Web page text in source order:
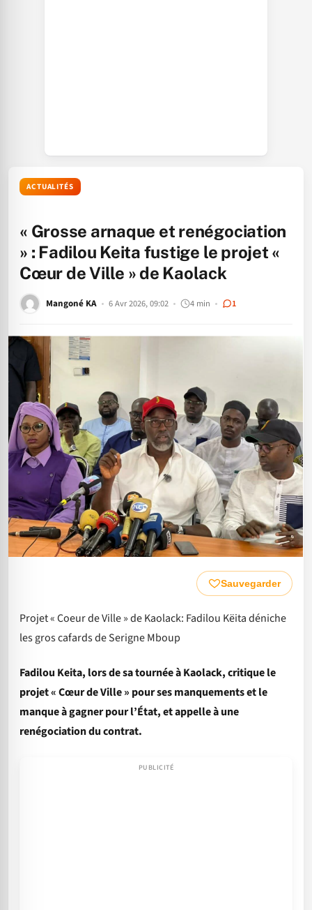
ACTUALITÉS
« Grosse arnaque et renégociation
» : Fadilou Keita fustige le projet «
Cœur de Ville » de Kaolack
Mangoné KA 6 Avr 2026, 09:02 4 min 1
Sauvegarder
Projet « Coeur de Ville » de Kaolack: Fadilou Këita déniche
les gros cafards de Serigne Mboup
Fadilou Keita, lors de sa tournée à Kaolack, critique le
projet « Cœur de Ville » pour ses manquements et le
manque à gagner pour l’État, et appelle à une
renégociation du contrat.